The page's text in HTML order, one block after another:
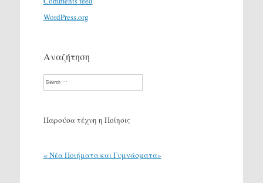
WordPress.org
Αναζήτηση
Search
Παρούσα τέχνη η Ποίησις
« Νέα Ποιήματα και Γυμνάσματα»